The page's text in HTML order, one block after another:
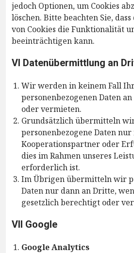
jedoch Optionen, um Cookies
löschen. Bitte beachten Sie,
von Cookies die Funktionalität
beeinträchtigen kann.
VI Datenübermittlung an
Wir werden in keinem Fall
personenbezogenen Daten
oder vermieten.
Grundsätzlich übermitteln
personenbezogene Daten
Kooperationspartner oder
dies im Rahmen unseres
erforderlich ist.
Im Übrigen übermitteln wir
Daten nur dann an Dritte,
gesetzlich berechtigt oder
VII Google
Google Analytics